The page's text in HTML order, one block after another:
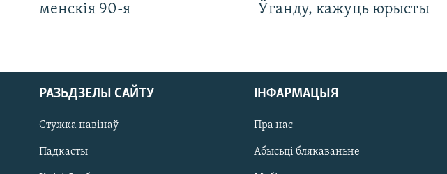
менскія 90-я
Ўганду, кажуць юрысты
РАЗЬДЗЕЛЫ САЙТУ
Стужка навінаў
Падкасты
ІНФАРМАЦЫЯ
Пра нас
Абысьці блякаваньне